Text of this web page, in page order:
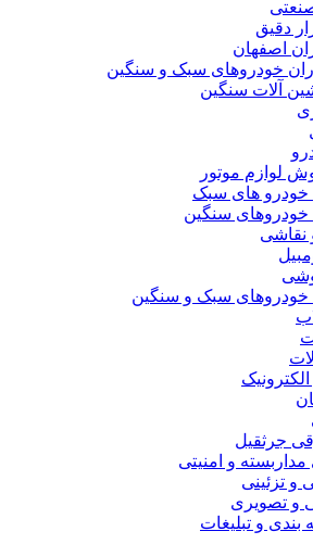
دقیق
اصفهان
خودروهای سبک و سنگین
آلات سنگین
لوازم موتور
خودرو های سبک
خودروهای سنگین
نقاشی
خودروهای سبک و سنگین
جرثقیل
و امنیتی
و تزئینی
و تصویری
و تبلیغات